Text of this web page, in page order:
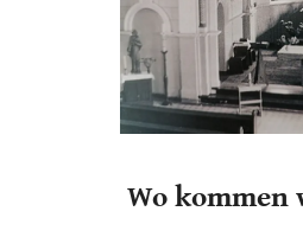
Wo kommen